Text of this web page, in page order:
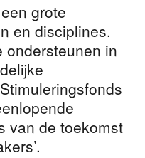
grote
en disciplines.
ondersteunen in
van de toekomst